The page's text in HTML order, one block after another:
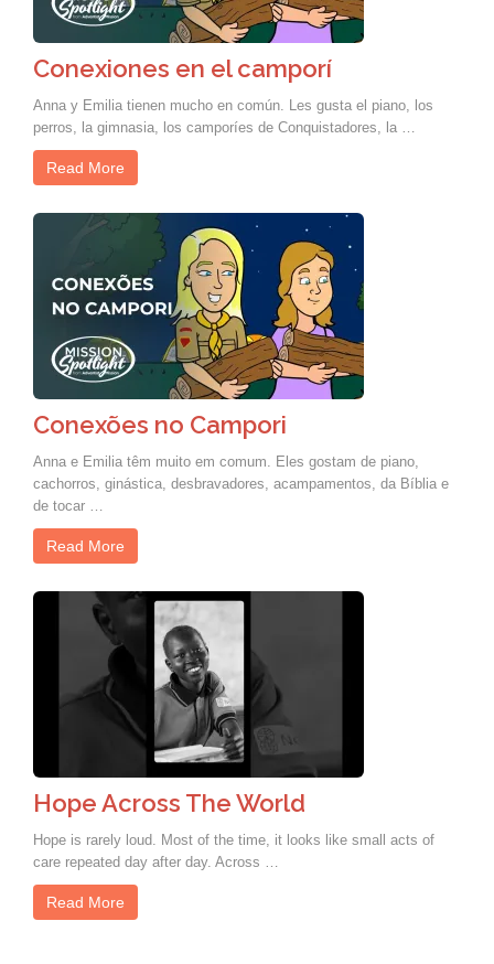
Conexiones en el camporí
Anna y Emilia tienen mucho en común. Les gusta el piano, los
perros, la gimnasia, los camporíes de Conquistadores, la …
Read More
Conexões no Campori
Anna e Emilia têm muito em comum. Eles gostam de piano,
cachorros, ginástica, desbravadores, acampamentos, da Bíblia e
de tocar …
Read More
Hope Across The World
Hope is rarely loud. Most of the time, it looks like small acts of
care repeated day after day. Across …
Read More